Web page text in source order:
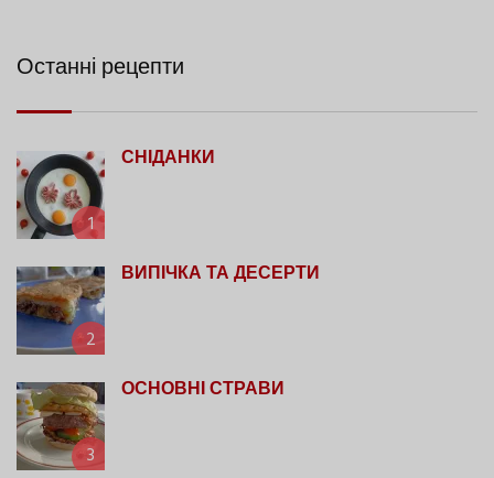
Останні рецепти
1
СНІДАНКИ
2
ВИПІЧКА ТА ДЕСЕРТИ
3
ОСНОВНІ СТРАВИ